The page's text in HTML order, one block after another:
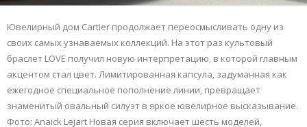
Ювелирный дом Cartier продолжает переосмысливать одну из
своих самых узнаваемых коллекций. На этот раз культовый
браслет LOVE получил новую интерпретацию, в которой главным
акцентом стал цвет. Лимитированная капсула, задуманная как
ежегодное специальное пополнение линии, превращает
знаменитый овальный силуэт в яркое ювелирное высказывание.
Фото: Anaick Lejart Новая серия включает шесть моделей,